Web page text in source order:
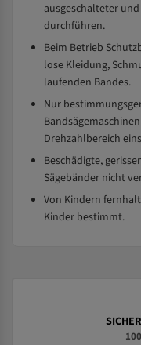
ausgeschalteter
durchführen.
Beim Betrieb
lose Kleidung,
laufenden Bandes.
Nur
Drehzahlbereich
Beschädigte,
Sägebänder nicht
Von Kindern
Kinder bestimmt.